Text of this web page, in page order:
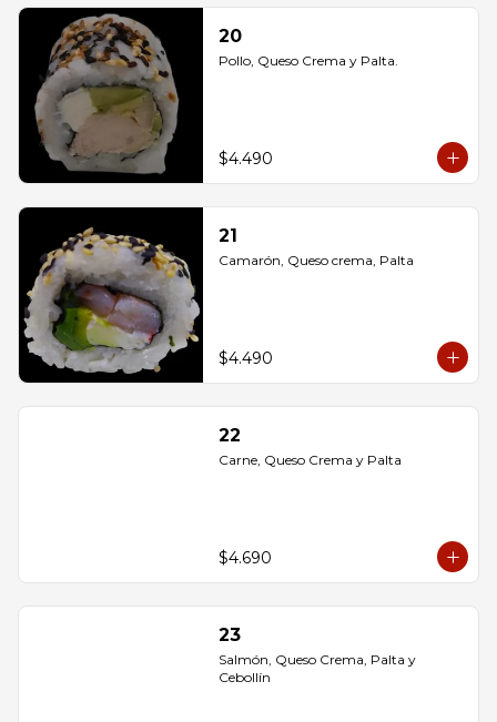
20
Pollo, Queso Crema y Palta.
$4.490
21
Camarón, Queso crema, Palta
$4.490
22
Carne, Queso Crema y Palta
$4.690
23
Salmón, Queso Crema, Palta y
Cebollín